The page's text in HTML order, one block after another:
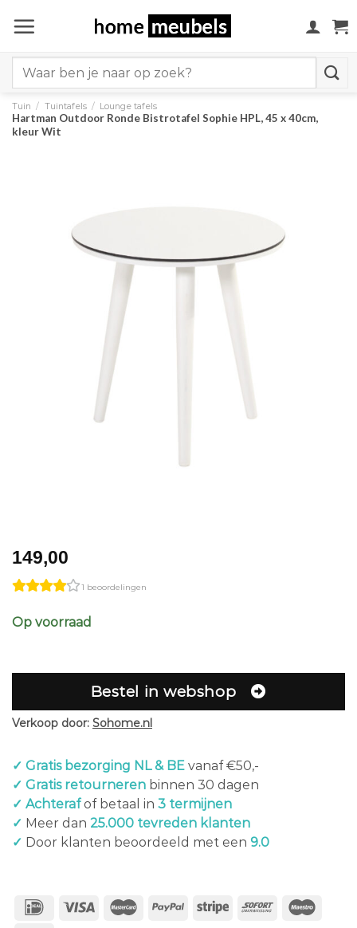
naar
for:
Tuin / Tuintafels / Lounge tafels
Hartman Outdoor Ronde Bistrotafel Sophie HPL, 45 x 40cm,
kleur Wit
149,00
1 beoordelingen
Op voorraad
Bestel in webshop
Verkoop door: Sohome.nl
✓ Gratis bezorging NL & BE vanaf €50,-
✓ Gratis retourneren binnen 30 dagen
✓ Achterafof betaal in 3 termijnen
✓ Meer dan 25.000 tevreden klanten
✓ Door klanten beoordeeld met een 9.0